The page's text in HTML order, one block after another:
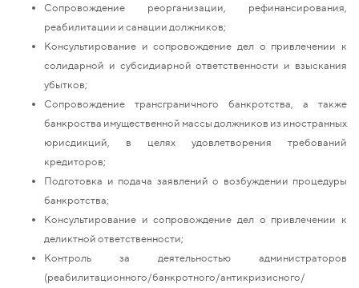
Сопровождение реорганизации, рефинансирования,
реабилитации и санации должников;
Консультирование и сопровождение дел о привлечении к
солидарной и субсидиарной ответственности и взыскания
убытков;
Сопровождение трансграничного банкротства, а также
банкроства имущественной массы должников из иностранных
юрисдикций, в целях удовлетворения требований
кредиторов;
Подготовка и подача заявлений о возбуждении процедуры
банкротства;
Консультирование и сопровождение дел о привлечении к
деликтной ответственности;
Контроль за деятельностью администраторов
(реабилитационного/банкротного/антикризисного/